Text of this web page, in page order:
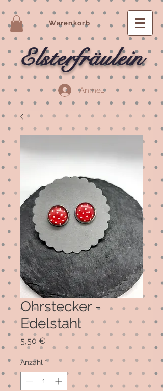
Warenkorb
Elsterfräulein
Anmelden
Ohrstecker -
Edelstahl
5,50 €
Anzahl *